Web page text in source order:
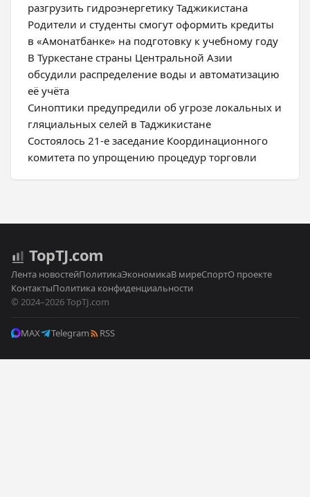
разгрузить гидроэнергетику Таджикистана
Родители и студенты смогут оформить кредиты
в «Амонатбанке» на подготовку к учебному году
В Туркестане страны Центральной Азии
обсудили распределение воды и автоматизацию
её учёта
Синоптики предупредили об угрозе локальных и
гляциальных селей в Таджикистане
Состоялось 21-е заседание Координационного
комитета по упрощению процедур торговли
TopTJ.com
Лента новостейПолитикаЭкономикаВ миреСпортО проекте
КонтактыПолитика конфиденциальности
© 2024–2026 TopTJ.com
MAX Telegram RSS